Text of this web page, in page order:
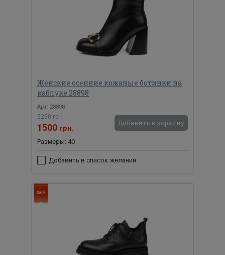
Женские осенние кожаные ботинки на
каблуке 28898
Арт: 28898
5250 грн.
1500 грн.
Добавить в корзину
Размеры: 40
Добавить в список желаний